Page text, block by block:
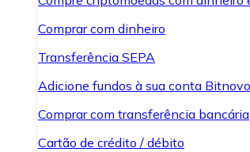
Comprar com dinheiro
Transferência SEPA
Adicione fundos à sua conta
Comprar com transferência bancária
Cartão de crédito / débito